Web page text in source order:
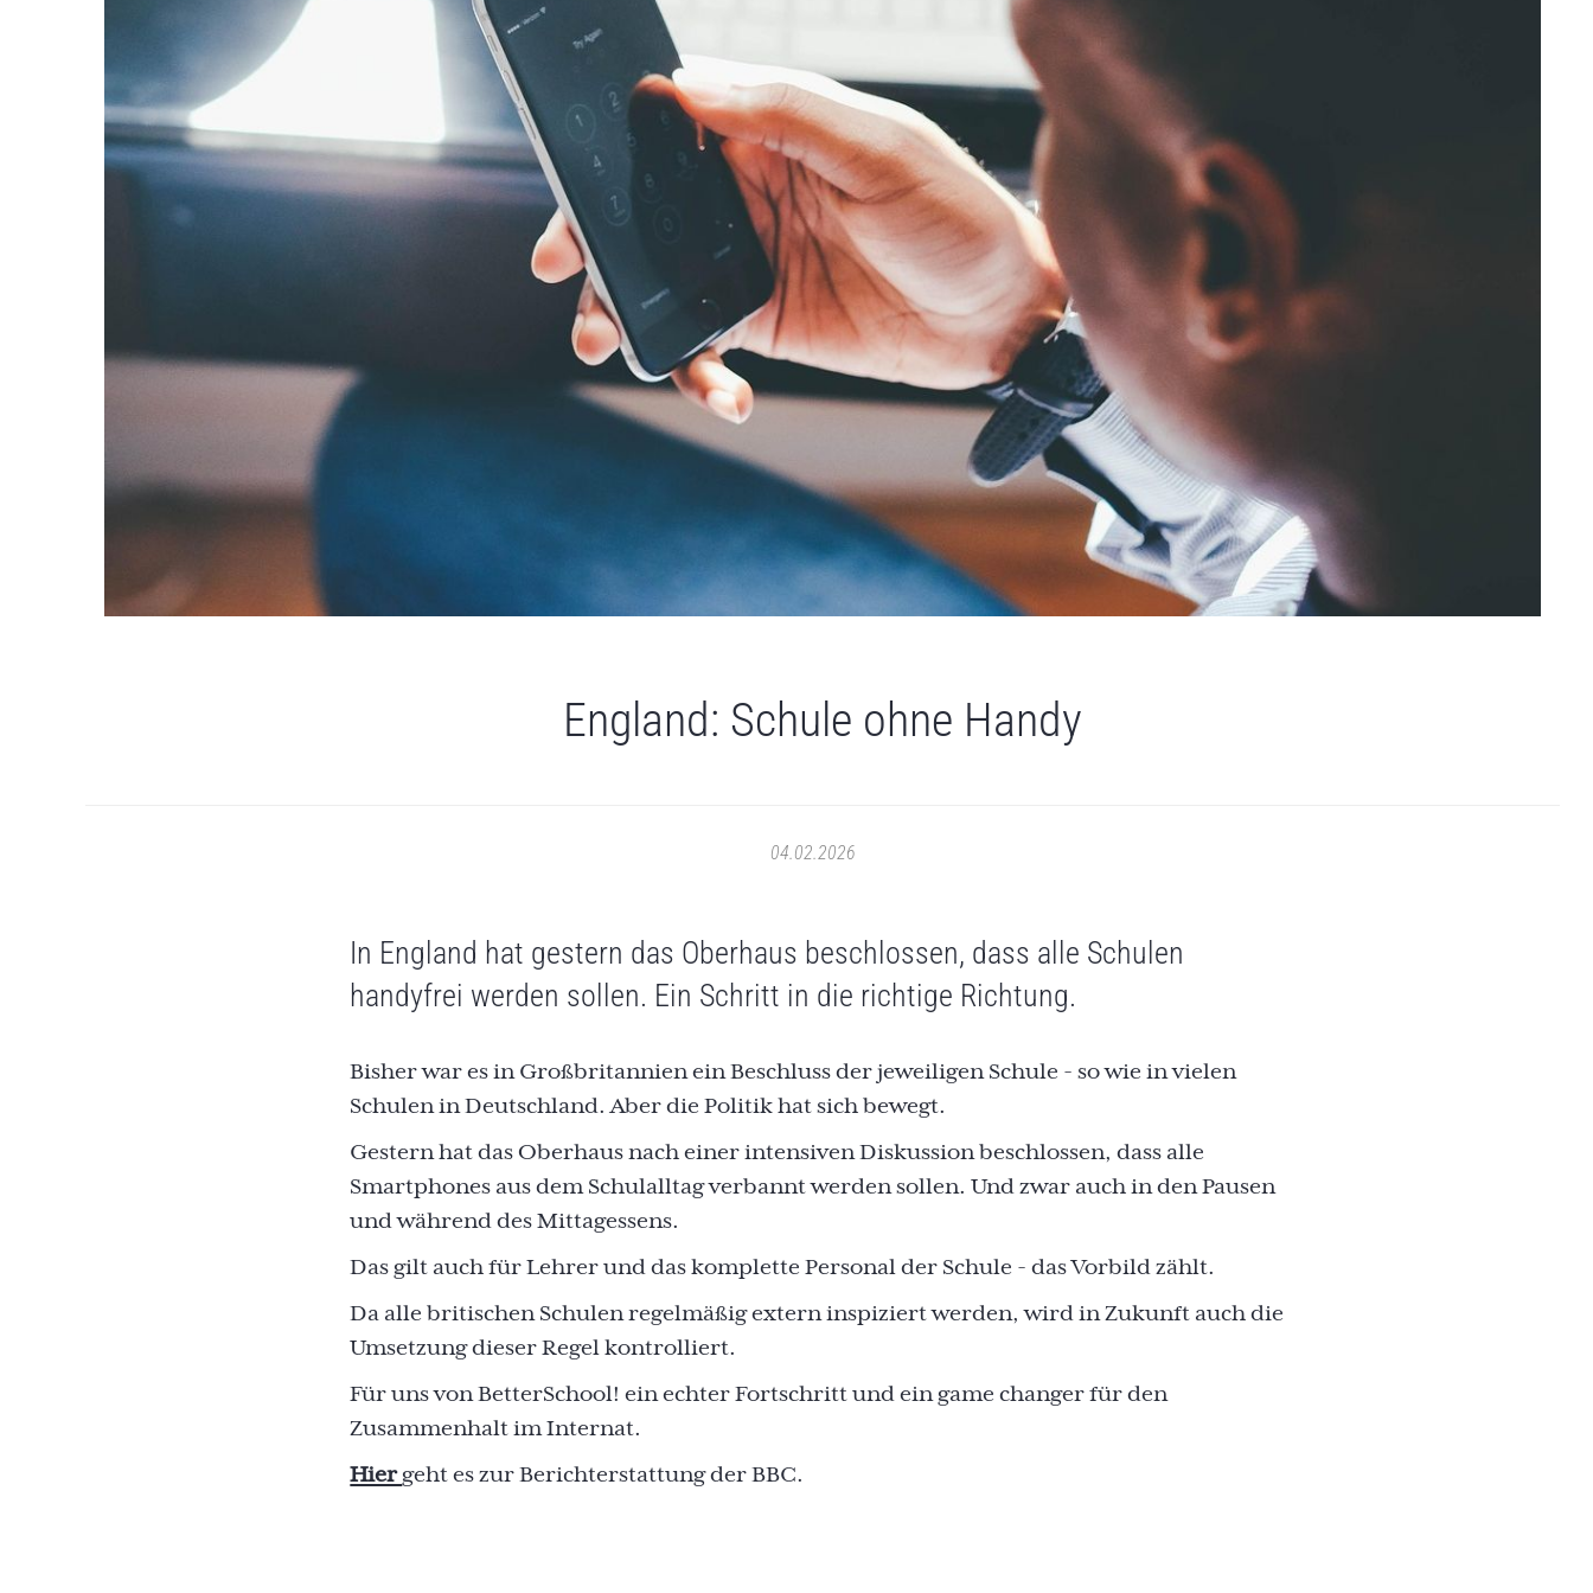
England: Schule ohne Handy
04.02.2026
In England hat gestern das Oberhaus beschlossen, dass alle Schulen
handyfrei werden sollen. Ein Schritt in die richtige Richtung.
Bisher war es in Großbritannien ein Beschluss der jeweiligen Schule - so wie in vielen
Schulen in Deutschland. Aber die Politik hat sich bewegt.
Gestern hat das Oberhaus nach einer intensiven Diskussion beschlossen, dass alle
Smartphones aus dem Schulalltag verbannt werden sollen. Und zwar auch in den Pausen
und während des Mittagessens.
Das gilt auch für Lehrer und das komplette Personal der Schule - das Vorbild zählt.
Da alle britischen Schulen regelmäßig extern inspiziert werden, wird in Zukunft auch die
Umsetzung dieser Regel kontrolliert.
Für uns von BetterSchool! ein echter Fortschritt und ein game changer für den
Zusammenhalt im Internat.
Hiergeht es zur Berichterstattung der BBC.